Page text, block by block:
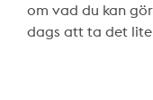
om vad du kan
dags att ta det